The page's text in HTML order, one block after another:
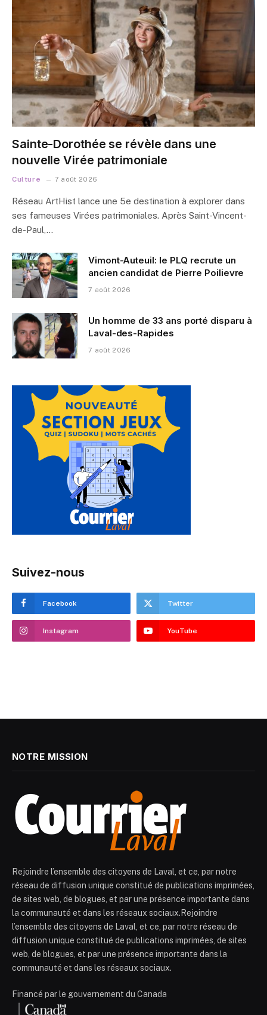
Sainte-Dorothée se révèle dans une
nouvelle Virée patrimoniale
Culture 7 août 2026
Réseau ArtHist lance une 5e destination à explorer dans
ses fameuses Virées patrimoniales. Après Saint-Vincent-
de-Paul,…
Vimont-Auteuil: le PLQ recrute un
ancien candidat de Pierre Poilievre
7 août 2026
Un homme de 33 ans porté disparu à
Laval-des-Rapides
7 août 2026
Suivez-nous
Facebook Twitter
Instagram YouTube
NOTRE MISSION
Rejoindre l’ensemble des citoyens de Laval, et ce, par notre
réseau de diffusion unique constitué de publications imprimées,
de sites web, de blogues, et par une présence importante dans
la communauté et dans les réseaux sociaux.Rejoindre
l’ensemble des citoyens de Laval, et ce, par notre réseau de
diffusion unique constitué de publications imprimées, de sites
web, de blogues, et par une présence importante dans la
communauté et dans les réseaux sociaux.
Financé par le gouvernement du Canada